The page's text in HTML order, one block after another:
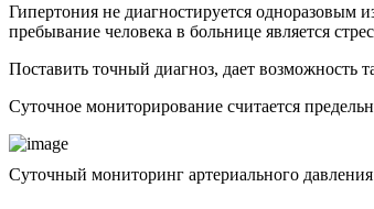
Гипертония не диагностируется одноразовым
пребывание человека в больнице является
Поставить точный диагноз, дает возможность
Суточное мониторирование считается
Суточный мониторинг артериального